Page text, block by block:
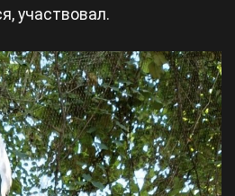
участвовал.